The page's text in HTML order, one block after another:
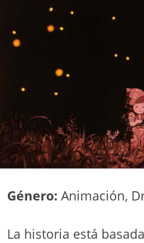
Género: Animación,
La historia está